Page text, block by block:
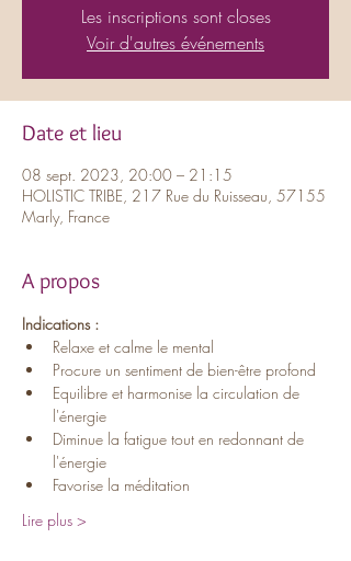
Les inscriptions sont closes
Voir d'autres événements
Date et lieu
08 sept. 2023, 20:00 – 21:15
HOLISTIC TRIBE, 217 Rue du Ruisseau, 57155
Marly, France
A propos
Indications :
Relaxe et calme le mental
Procure un sentiment de bien-être profond
Equilibre et harmonise la circulation de
l'énergie
Diminue la fatigue tout en redonnant de
l'énergie
Favorise la méditation
Lire plus >